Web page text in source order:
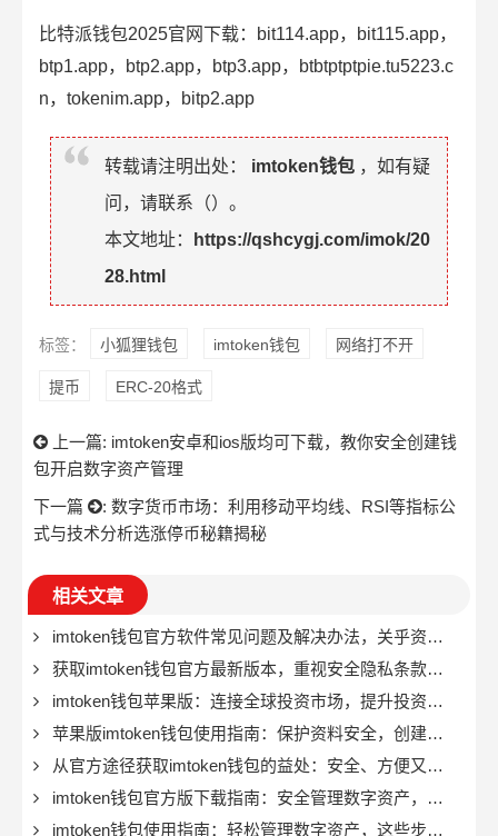
比特派钱包2025官网下载：bit114.app，bit115.app，
btp1.app，btp2.app，btp3.app，btbtptptpie.tu5223.c
n，tokenim.app，bitp2.app
转载请注明出处： imtoken钱包 ，如有疑
问，请联系（）。
本文地址：
https://qshcygj.com/imok/20
28.html
标签： 小狐狸钱包 imtoken钱包 网络打不开
提币 ERC-20格式
上一篇: imtoken安卓和ios版均可下载，教你安全创建钱
包开启数字资产管理
下一篇
: 数字货币市场：利用移动平均线、RSI等指标公
式与技术分析选涨停币秘籍揭秘
相关文章
imtoken钱包官方软件常见问题及解决办法，关乎资金安全
获取imtoken钱包官方最新版本，重视安全隐私条款很关键
imtoken钱包苹果版：连接全球投资市场，提升投资效率与安全性
苹果版imtoken钱包使用指南：保护资料安全，创建复杂密码
从官方途径获取imtoken钱包的益处：安全、方便又可靠
imtoken钱包官方版下载指南：安全管理数字资产，谨防私钥泄露
imtoken钱包使用指南：轻松管理数字资产，这些步骤要牢记